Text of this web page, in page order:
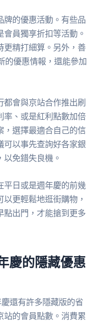
牌的優惠活動。有些品
員獨享折扣等活動。
更精打細算。另外，善
的優惠情報，還能參加
都會與京站合作推出刷
率、或是紅利點數加倍
，選擇最適合自己的信
可以事先查詢好各家銀
免錯失良機。
平日或是週年慶的前幾
更輕鬆地逛街購物，
點出門，才能搶到更多
慶的隱藏優惠
還有許多隱藏版的省
站的會員點數。消費累